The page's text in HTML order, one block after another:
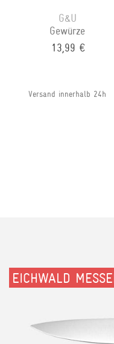
G&U
Gewürze
13,99 €
Versand innerhalb 24h
EICHWALD